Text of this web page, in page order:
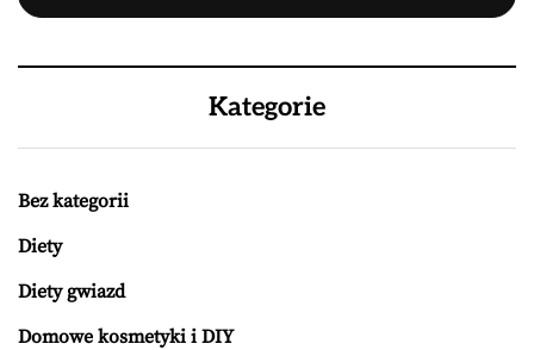
Kategorie
Bez kategorii
Diety
Diety gwiazd
Domowe kosmetyki i DIY